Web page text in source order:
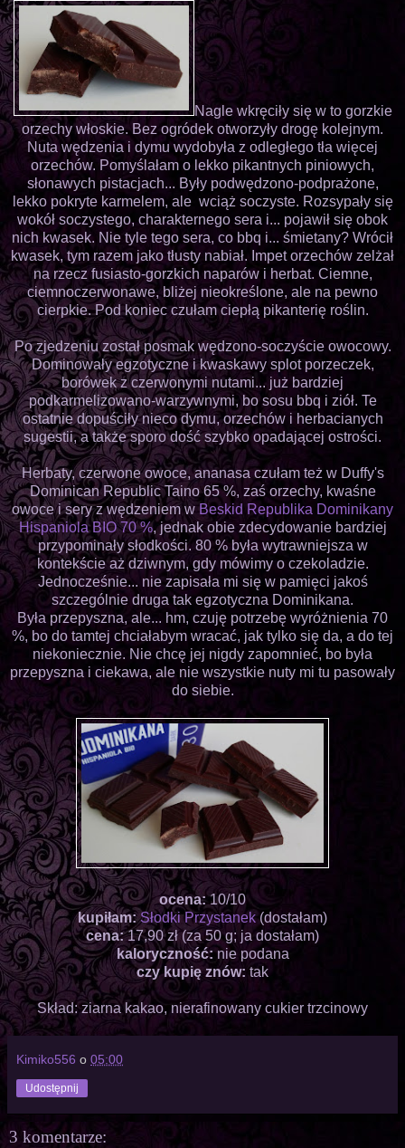
Nagle wkręciły się w to gorzkie
orzechy włoskie. Bez ogródek otworzyły drogę kolejnym.
Nuta wędzenia i dymu wydobyła z odległego tła więcej
orzechów. Pomyślałam o lekko pikantnych piniowych,
słonawych pistacjach... Były podwędzono-podprażone,
lekko pokryte karmelem, ale wciąż soczyste. Rozsypały się
wokół soczystego, charakternego sera i... pojawił się obok
nich kwasek. Nie tyle tego sera, co bbq i... śmietany? Wrócił
kwasek, tym razem jako tłusty nabiał. Impet orzechów zelżał
na rzecz fusiasto-gorzkich naparów i herbat. Ciemne,
ciemnoczerwonawe, bliżej nieokreślone, ale na pewno
cierpkie. Pod koniec czułam ciepłą pikanterię roślin.
Po zjedzeniu został posmak wędzono-soczyście owocowy.
Dominowały egzotyczne i kwaskawy splot porzeczek,
borówek z czerwonymi nutami... już bardziej
podkarmelizowano-warzywnymi, bo sosu bbq i ziół. Te
ostatnie dopuściły nieco dymu, orzechów i herbacianych
sugestii, a także sporo dość szybko opadającej ostrości.
Herbaty, czerwone owoce, ananasa czułam też w Duffy's
Dominican Republic Taino 65 %, zaś orzechy, kwaśne
owoce i sery z wędzeniem wBeskid Republika Dominikany
Hispaniola BIO 70 %, jednak obie zdecydowanie bardziej
przypominały słodkości. 80 % była wytrawniejsza w
kontekście aż dziwnym, gdy mówimy o czekoladzie.
Jednocześnie... nie zapisała mi się w pamięci jakoś
szczególnie druga tak egzotyczna Dominikana.
Była przepyszna, ale... hm, czuję potrzebę wyróżnienia 70
%, bo do tamtej chciałabym wracać, jak tylko się da, a do tej
niekoniecznie. Nie chcę jej nigdy zapomnieć, bo była
przepyszna i ciekawa, ale nie wszystkie nuty mi tu pasowały
do siebie.
ocena:10/10
kupiłam: Słodki Przystanek(dostałam)
cena:17,90 zł (za 50 g; ja dostałam)
kaloryczność:nie podana
czy kupię znów: tak
Skład: ziarna kakao, nierafinowany cukier trzcinowy
Kimiko556 o 05:00
Udostępnij
3 komentarze: